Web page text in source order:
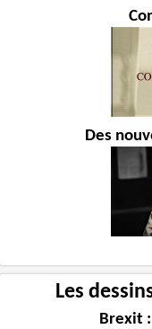
Des
Les
Brexit